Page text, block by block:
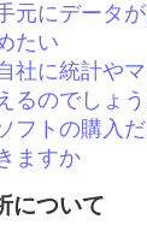
元にデータ
たい
社に統計や
るのでしょ
フトの購入
ますか
について